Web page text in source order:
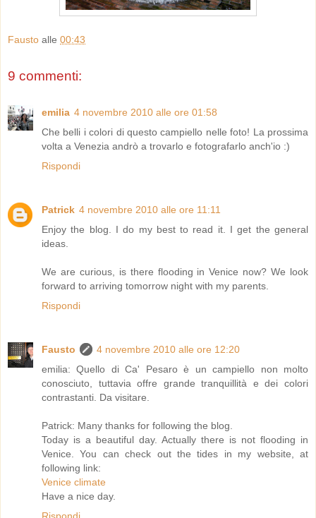
Fausto alle 00:43
9 commenti:
emilia 4 novembre 2010 alle ore 01:58
Che belli i colori di questo campiello nelle foto! La prossima
volta a Venezia andrò a trovarlo e fotografarlo anch'io :)
Rispondi
Patrick 4 novembre 2010 alle ore 11:11
Enjoy the blog. I do my best to read it. I get the general
ideas.
We are curious, is there flooding in Venice now? We look
forward to arriving tomorrow night with my parents.
Rispondi
Fausto
4 novembre 2010 alle ore 12:20
emilia: Quello di Ca' Pesaro è un campiello non molto
conosciuto, tuttavia offre grande tranquillità e dei colori
contrastanti. Da visitare.
Patrick: Many thanks for following the blog.
Today is a beautiful day. Actually there is not flooding in
Venice. You can check out the tides in my website, at
following link:
Venice climate
Have a nice day.